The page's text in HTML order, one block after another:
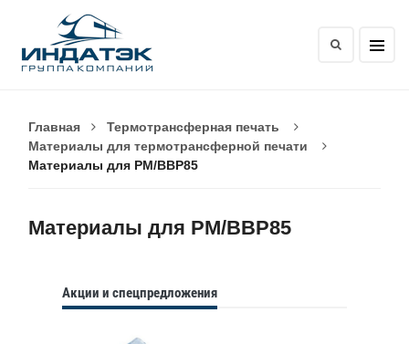
Главная
Термотрансферная печать
Материалы для термотрансферной печати
Материалы для PM/BBP85
Материалы для PM/BBP85
Акции и спецпредложения